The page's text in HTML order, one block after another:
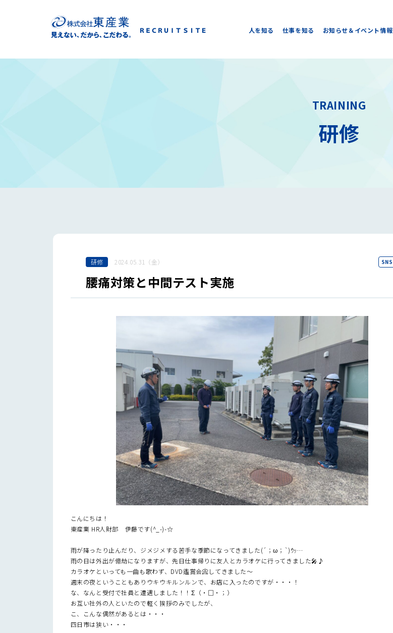
人を知る 仕事を知る お知らせ＆イベント情報
TRAINING
研修
研修 2024.05.31（金） SNS
腰痛対策と中間テスト実施
こんにちは！
東産業 HR人財部 伊藤です(^_-)-☆
雨が降ったり止んだり、ジメジメする苦手な季節になってきました(´；ω；`)ｳｯ…
雨の日は外出が億劫になりますが、先日仕事帰りに友人とカラオケに行ってきました🎤♪
カラオケといっても一曲も歌わず、DVD鑑賞会📀してきました～
週末の夜ということもありウキウキルンルンで、お店に入ったのですが・・・！
な、なんと受付で社員と遭遇しました！！Σ（・□・；）
お互い社外の人といたので軽く挨拶のみでしたが、
こ、こんな偶然があるとは・・・
四日市は狭い・・・